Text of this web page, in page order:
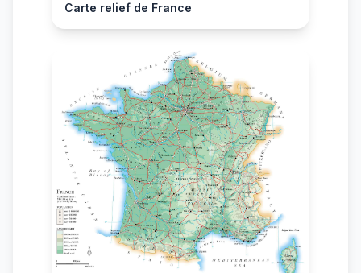
Carte relief de France